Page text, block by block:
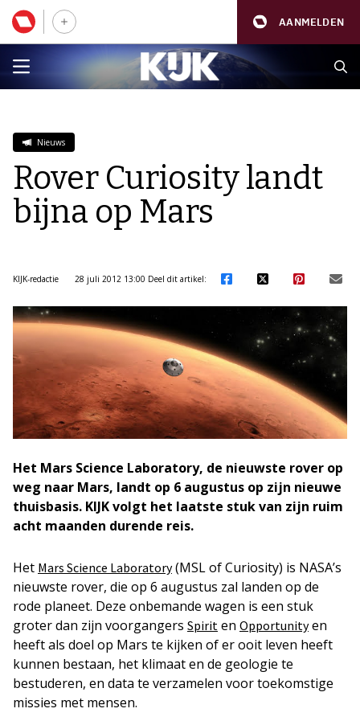
AANMELDEN
Nieuws
Rover Curiosity landt
bijna op Mars
KIJK-redactie 28 juli 2012 13:00 Deel dit artikel:
Het Mars Science Laboratory, de nieuwste rover op
weg naar Mars, landt op 6 augustus op zijn nieuwe
thuisbasis. KIJK volgt het laatste stuk van zijn ruim
acht maanden durende reis.
Het Mars Science Laboratory(MSL of Curiosity) is NASA’s
nieuwste rover, die op 6 augustus zal landen op de
rode planeet. Deze onbemande wagen is een stuk
groter dan zijn voorgangers Spirit en Opportunityen
heeft als doel op Mars te kijken of er ooit leven heeft
kunnen bestaan, het klimaat en de geologie te
bestuderen, en data te verzamelen voor toekomstige
missies met mensen.